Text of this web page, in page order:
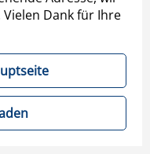
Dank für Ihre